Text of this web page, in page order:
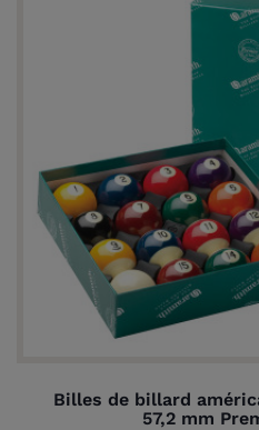
Billes de billard
57,2 mm